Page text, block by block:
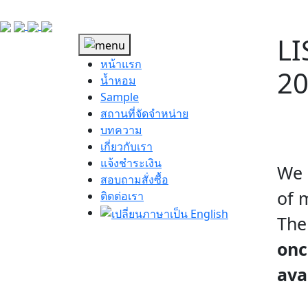
หน้าแรก
น้ำหอม
Sample
สถานที่จัดจำหน่าย
บทความ
เกี่ยวกับเรา
แจ้งชำระเงิน
สอบถามสั่งซื้อ
ติดต่อเรา
of